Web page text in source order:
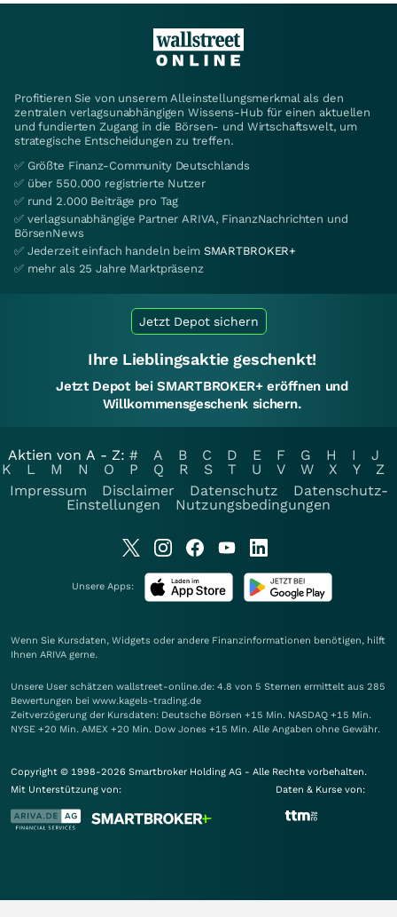
Profitieren Sie von unserem Alleinstellungsmerkmal als den
zentralen verlagsunabhängigen Wissens-Hub für einen aktuellen
und fundierten Zugang in die Börsen- und Wirtschaftswelt, um
strategische Entscheidungen zu treffen.
✅ Größte Finanz-Community Deutschlands
✅ über 550.000 registrierte Nutzer
✅ rund 2.000 Beiträge pro Tag
✅ verlagsunabhängige Partner ARIVA, FinanzNachrichten und
BörsenNews
✅ Jederzeit einfach handeln beim SMARTBROKER+
✅ mehr als 25 Jahre Marktpräsenz
Jetzt Depot sichern
Ihre Lieblingsaktie geschenkt!
Jetzt Depot bei SMARTBROKER+ eröffnen und
Willkommensgeschenk sichern.
Aktien von A - Z: # A B C D E F G H I
J
K
L M N O P Q R S T U V W X Y
Z
Impressum
Disclaimer Datenschutz
Datenschutz-
Einstellungen
Nutzungsbedingungen
Unsere Apps:
Wenn Sie Kursdaten, Widgets oder andere Finanzinformationen benötigen, hilft
Ihnen ARIVA gerne.
Unsere User schätzen wallstreet-online.de: 4.8 von 5 Sternen ermittelt aus 285
Bewertungen bei www.kagels-trading.de
Zeitverzögerung der Kursdaten: Deutsche Börsen +15 Min. NASDAQ +15 Min.
NYSE +20 Min. AMEX +20 Min. Dow Jones +15 Min. Alle Angaben ohne Gewähr.
Copyright © 1998-2026 Smartbroker Holding AG - Alle Rechte vorbehalten.
Mit Unterstützung von:
Daten & Kurse von: